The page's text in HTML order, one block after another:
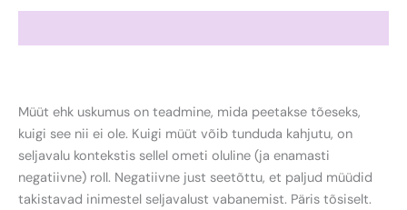
Müüt ehk uskumus on teadmine, mida peetakse tõeseks,
kuigi see nii ei ole. Kuigi müüt võib tunduda kahjutu, on
seljavalu kontekstis sellel ometi oluline (ja enamasti
negatiivne) roll. Negatiivne just seetõttu, et paljud müüdid
takistavad inimestel seljavalust vabanemist. Päris tõsiselt.